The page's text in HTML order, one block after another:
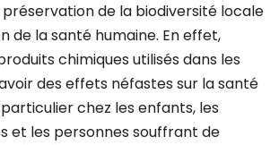
de la biodiversité locale
de la santé humaine. En effet,
chimiques utilisés dans les
des effets néfastes sur la santé
chez les enfants, les
et les personnes souffrant de